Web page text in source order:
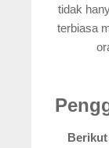
tidak
terbiasa